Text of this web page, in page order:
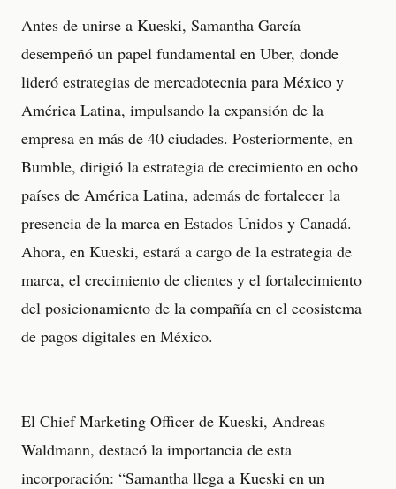
Antes de unirse a Kueski, Samantha García
desempeñó un papel fundamental en Uber, donde
lideró estrategias de mercadotecnia para México y
América Latina, impulsando la expansión de la
empresa en más de 40 ciudades. Posteriormente, en
Bumble, dirigió la estrategia de crecimiento en ocho
países de América Latina, además de fortalecer la
presencia de la marca en Estados Unidos y Canadá.
Ahora, en Kueski, estará a cargo de la estrategia de
marca, el crecimiento de clientes y el fortalecimiento
del posicionamiento de la compañía en el ecosistema
de pagos digitales en México.
El Chief Marketing Officer de Kueski, Andreas
Waldmann, destacó la importancia de esta
incorporación: “Samantha llega a Kueski en un